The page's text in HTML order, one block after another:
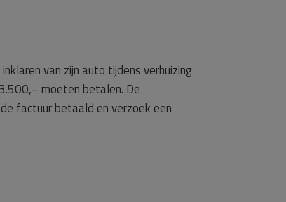
van zijn auto tijdens verhuizing
moeten betalen. De
factuur betaald en verzoek een